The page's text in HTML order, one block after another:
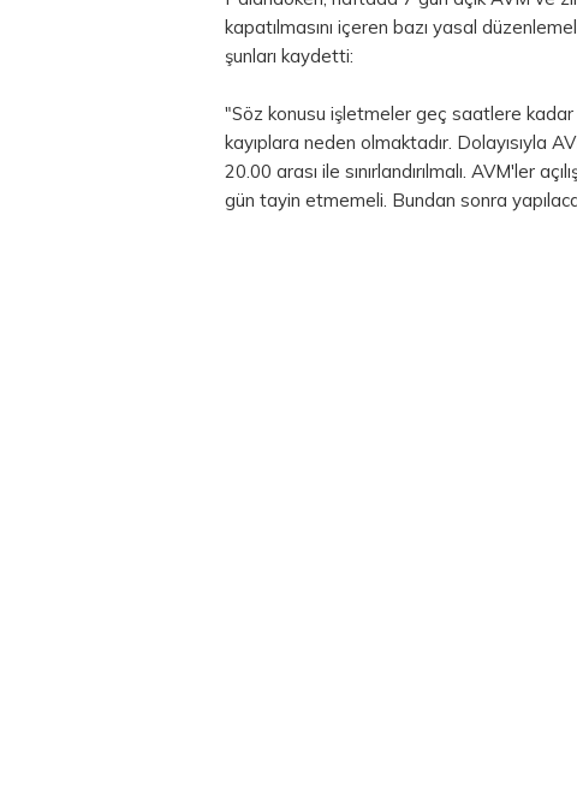
kapatılmasını içeren bazı yasal
şunları kaydetti:
"Söz konusu işletmeler geç saatlere kadar
kayıplara neden olmaktadır. Dolayısıyla
20.00 arası ile sınırlandırılmalı. AVM'ler
gün tayin etmemeli. Bundan sonra